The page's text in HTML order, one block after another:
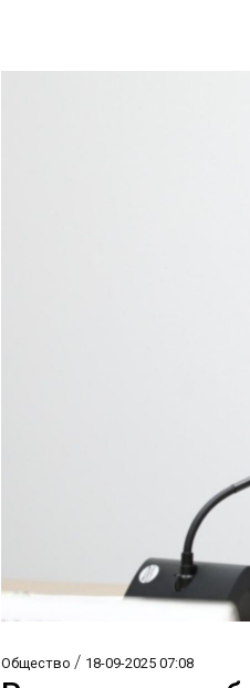
Общество/ 18-09-2025 07:08